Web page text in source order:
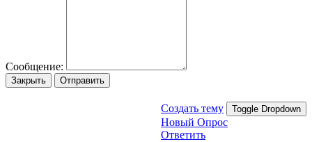
Сообщение:
Закрыть Отправить
Создать тему Toggle Dropdown
Новый Опрос
Ответить